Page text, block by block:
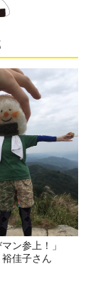
マン参上！」
佳子さん